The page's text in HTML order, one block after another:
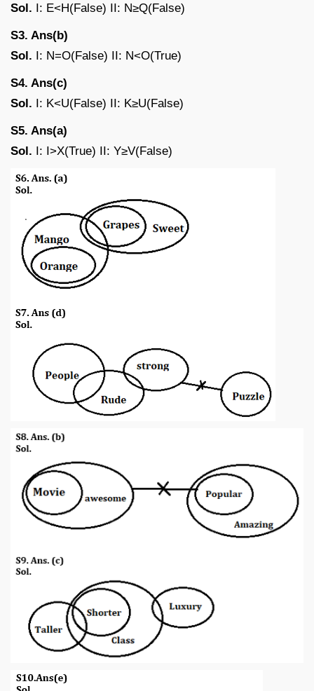
Sol. I: E<H(False) II: N≥Q(False)
S3. Ans(b)
Sol. I: N=O(False) II: N<O(True)
S4. Ans(c)
Sol. I: K<U(False) II: K≥U(False)
S5. Ans(a)
Sol. I: I>X(True) II: Y≥V(False)